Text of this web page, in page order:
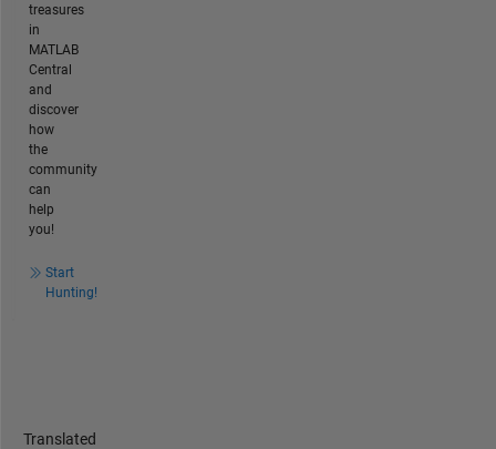
treasures
in
MATLAB
Central
and
discover
how
the
community
can
help
you!
Start
Hunting!
Translated